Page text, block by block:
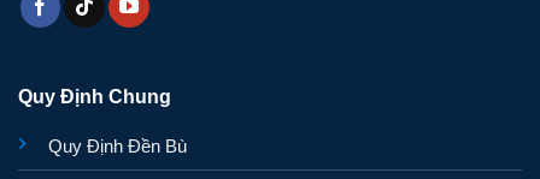
Quy Định Chung
Quy Định Đền Bù